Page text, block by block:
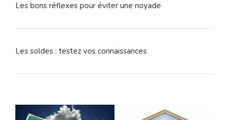
Les bons réflexes pour éviter une noyade
Les soldes : testez vos connaissances